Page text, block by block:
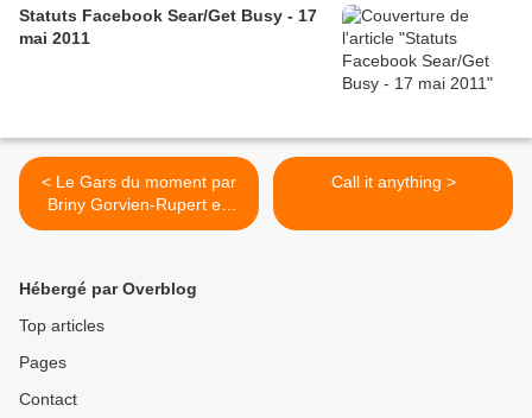
Statuts Facebook Sear/Get Busy - 17
mai 2011
< Le Gars du moment par
Briny Gorvien-Rupert en
août 2010 Nicolas Suret
Call it anything >
Hébergé par Overblog
Top articles
Pages
Contact